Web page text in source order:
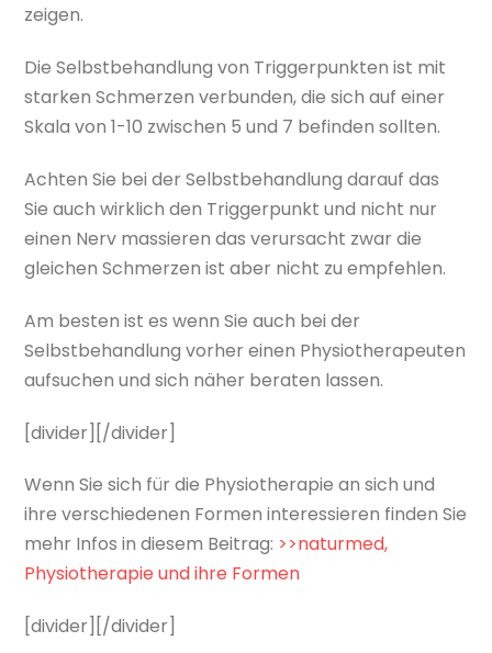
zeigen.
Die Selbstbehandlung von Triggerpunkten ist mit
starken Schmerzen verbunden, die sich auf einer
Skala von 1-10 zwischen 5 und 7 befinden sollten.
Achten Sie bei der Selbstbehandlung darauf das
Sie auch wirklich den Triggerpunkt und nicht nur
einen Nerv massieren das verursacht zwar die
gleichen Schmerzen ist aber nicht zu empfehlen.
Am besten ist es wenn Sie auch bei der
Selbstbehandlung vorher einen Physiotherapeuten
aufsuchen und sich näher beraten lassen.
[divider][/divider]
Wenn Sie sich für die Physiotherapie an sich und
ihre verschiedenen Formen interessieren finden Sie
mehr Infos in diesem Beitrag: >>naturmed,
Physiotherapie und ihre Formen
[divider][/divider]